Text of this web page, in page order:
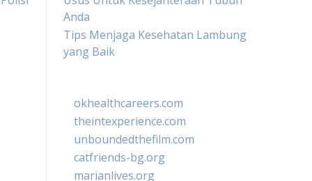
Anda
Tips Menjaga Kesehatan Lambung
yang Baik
okhealthcareers.com
theintexperience.com
unboundedthefilm.com
catfriends-bg.org
marianlives.org